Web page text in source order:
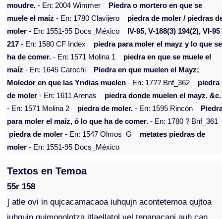
moudre. - En: 2004 Wimmer
Piedra o mortero en que se
muele el maíz - En: 1780 Clavijero
piedra de moler / piedras
moler - En: 1551-95 Docs_México
IV-95, V-188(3) 194(2), VI-95
217 - En: 1580 CF Index
piedra para moler el mayz y lo que se
ha de comer. - En: 1571 Molina 1
piedra en que se muele el
maíz - En: 1645 Carochi
Piedra en que muelen el Mayz;
Moledor en que las Yndias muelen - En: 17?? Bnf_362
piedra
de moler - En: 1611 Arenas
piedra donde muelen el mayz. &c.
- En: 1571 Molina 2
piedra de moler. - En: 1595 Rincón
para moler el maíz, ó lo que ha de comer. - En: 1780 ? Bnf_361
piedra de moler - En: 1547 Olmos_G
metates piedras de
moler - En: 1551-95 Docs_México
Textos en Temoa
55r 158
] atle ovi in qujcacamacaoa iuhqujn acontetemoa qujtoa